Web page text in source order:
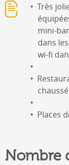
Très
mini-
dans
wi-fi
Places
Nombre